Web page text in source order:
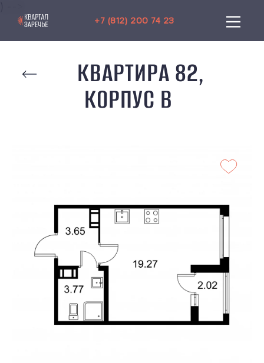
+7 (812) 200 74 23
КВАРТИРА 82,
КОРПУС B